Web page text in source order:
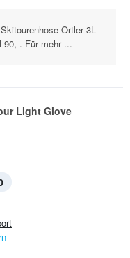
Ortler 3L
90,-. Für mehr ...
Light Glove